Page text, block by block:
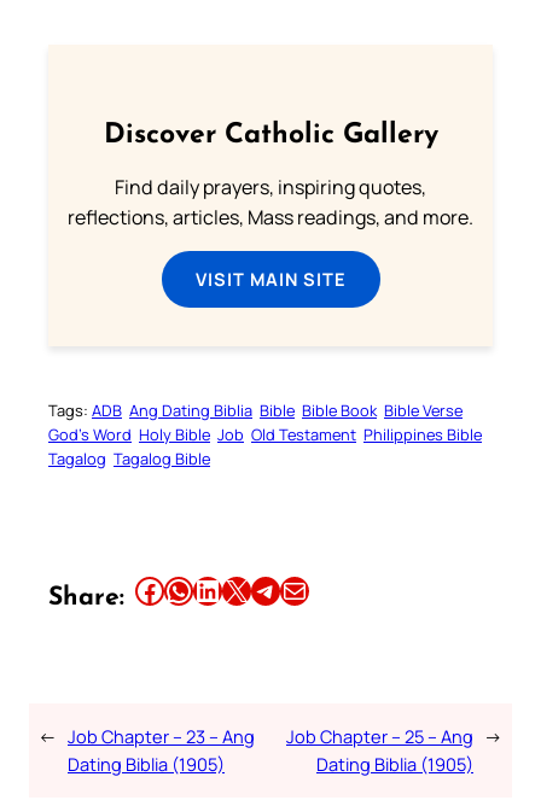
Discover Catholic Gallery
Find daily prayers, inspiring quotes,
reflections, articles, Mass readings, and more.
VISIT MAIN SITE
Tags: ADB Ang Dating Biblia Bible Bible Book Bible Verse
God’s Word Holy Bible Job Old Testament Philippines Bible
Tagalog Tagalog Bible
Share: Share this article on Facebook Share this article on WhatsApp Share this article on LinkedIn Share this article on X Share this article on TelegramEmail this Article
← Job Chapter – 23 – Ang
Dating Biblia (1905)
Job Chapter – 25 – Ang
Dating Biblia (1905)
→